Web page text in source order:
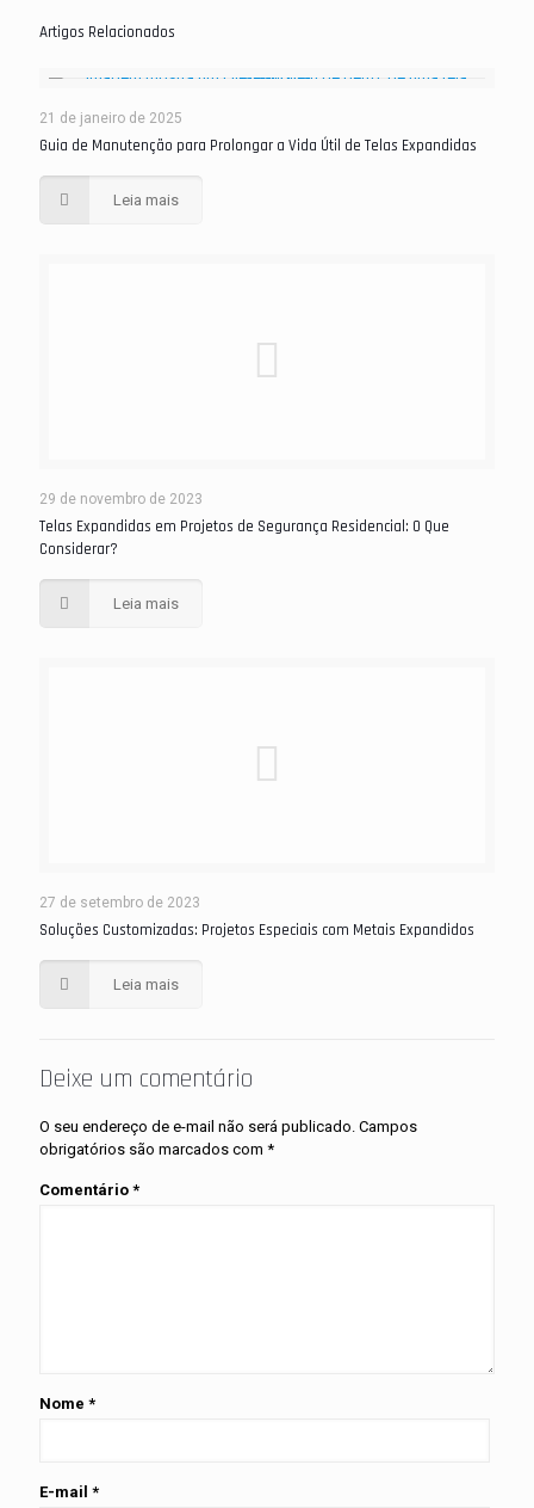
Artigos Relacionados
21 de janeiro de 2025
Guia de Manutenção para Prolongar a Vida Útil de Telas Expandidas
Leia mais
29 de novembro de 2023
Telas Expandidas em Projetos de Segurança Residencial: O Que
Considerar?
Leia mais
27 de setembro de 2023
Soluções Customizadas: Projetos Especiais com Metais Expandidos
Leia mais
Deixe um comentário
O seu endereço de e-mail não será publicado. Campos
obrigatórios são marcados com *
Comentário *
Nome *
E-mail *